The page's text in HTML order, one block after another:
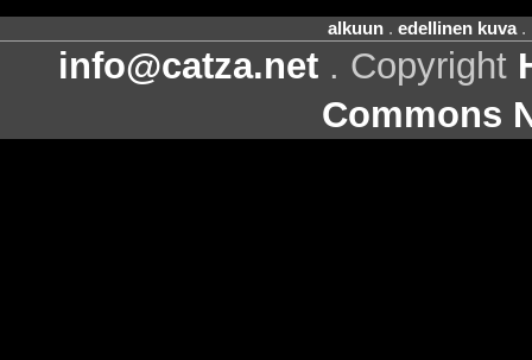
alkuun. edellinen kuva.
info@catza.net . Copyright
Commons